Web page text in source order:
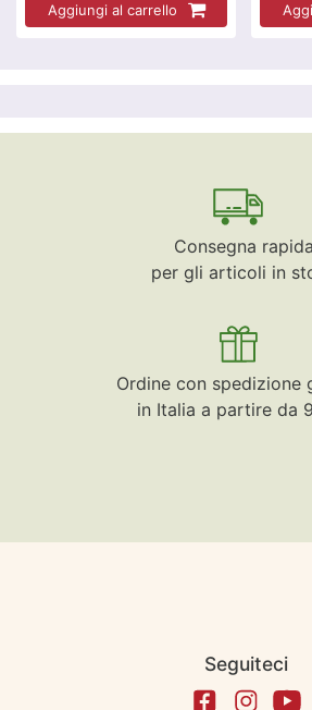
Aggiungi al carrello
Consegna rapida
per gli articoli in
Ordine con spedizione
in Italia a partire da
Seguiteci